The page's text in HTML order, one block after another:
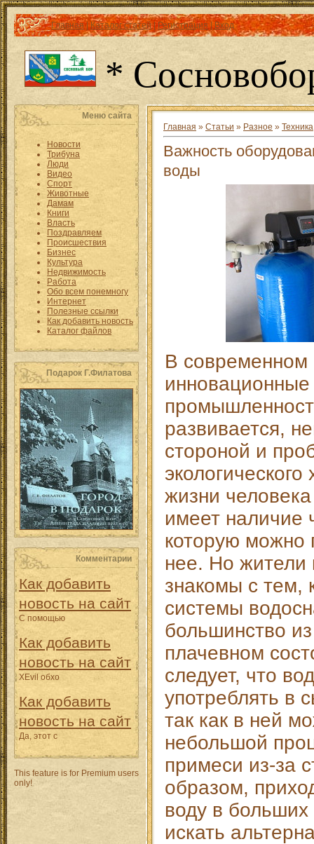
Главная|Каталог статей|Регистрация |Вход
*
Меню сайта
Новости
Трибуна
Люди
Видео
Спорт
Животные
Дамам
Книги
Власть
Поздравляем
Происшествия
Бизнес
Культура
Недвижимость
Работа
Обо всем понемногу
Интернет
Полезные ссылки
Как добавить новость
Каталог файлов
Подарок Г.Филатова
Комментарии
Как добавить
новость на сайт
С помощью
Как добавить
новость на сайт
XEvil обхо
Как добавить
новость на сайт
Да, этот с
This feature is for Premium users
only!
Главная » Статьи » Разное » Техника
Важность
воды
В современном
инновационные
развивается,
стороной и
жизни
имеет наличие
которую можно
нее. Но жители
знакомы с тем,
системы
большинство
плачевном
следует, что
употреблять в
так как в ней
небольшой
примеси из-за
образом,
воду в больших
искать